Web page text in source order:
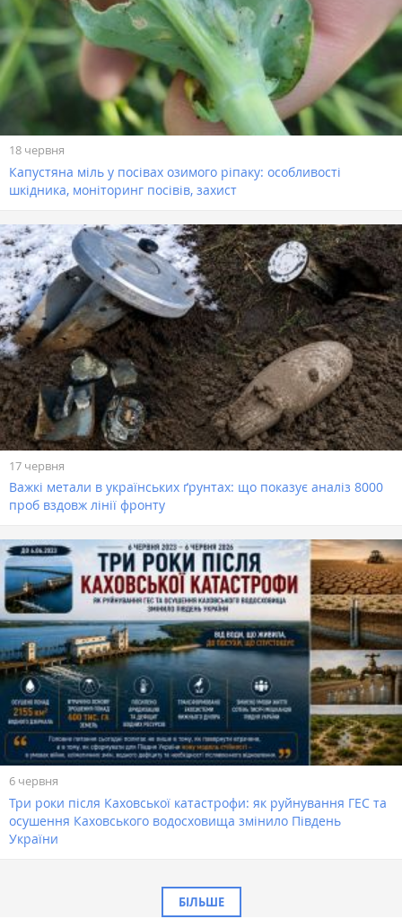
18 червня
Капустяна міль у посівах озимого ріпаку: особливості
шкідника, моніторинг посівів, захист
17 червня
Важкі метали в українських ґрунтах: що показує аналіз 8000
проб вздовж лінії фронту
6 червня
Три роки після Каховської катастрофи: як руйнування ГЕС та
осушення Каховського водосховища змінило Південь
України
БІЛЬШЕ